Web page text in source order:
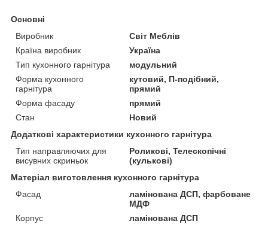
Основні
Виробник
Світ Меблів
Країна виробник
Україна
Тип кухонного гарнітура
модульний
Форма кухонного
гарнітура
кутовий, П-подібний,
прямий
Форма фасаду
прямий
Стан
Новий
Додаткові характеристики кухонного гарнітура
Тип направляючих для
висувних скриньок
Роликові, Телескопічні
(кулькові)
Матеріал виготовлення кухонного гарнітура
Фасад
ламінована ДСП, фарбоване
МДФ
Корпус
ламінована ДСП